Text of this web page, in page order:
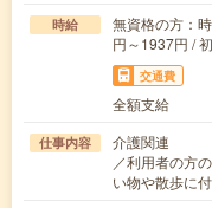
時給
無資格の方：
円～1937円 /
交通費
全額支給
仕事内容
介護関連
／利用者の方
い物や散歩に